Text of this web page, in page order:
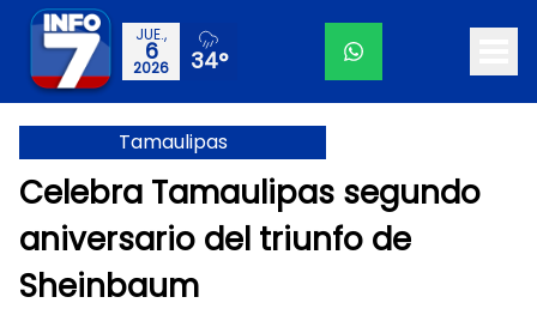
JUE.,
6
2026 34°
Tamaulipas
Celebra Tamaulipas segundo
aniversario del triunfo de
Sheinbaum